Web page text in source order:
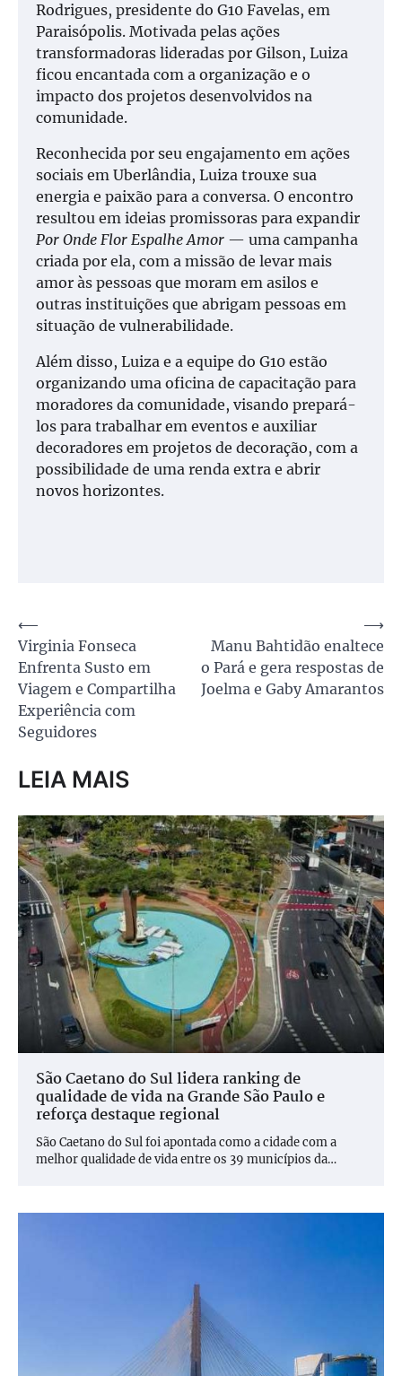
Rodrigues, presidente do G10 Favelas, em
Paraisópolis. Motivada pelas ações
transformadoras lideradas por Gilson, Luiza
ficou encantada com a organização e o
impacto dos projetos desenvolvidos na
comunidade.
Reconhecida por seu engajamento em ações
sociais em Uberlândia, Luiza trouxe sua
energia e paixão para a conversa. O encontro
resultou em ideias promissoras para expandir
Por Onde Flor Espalhe Amor — uma campanha
criada por ela, com a missão de levar mais
amor às pessoas que moram em asilos e
outras instituições que abrigam pessoas em
situação de vulnerabilidade.
Além disso, Luiza e a equipe do G10 estão
organizando uma oficina de capacitação para
moradores da comunidade, visando prepará-
los para trabalhar em eventos e auxiliar
decoradores em projetos de decoração, com a
possibilidade de uma renda extra e abrir
novos horizontes.
Navegação
de
Post
⟵
Virginia Fonseca
Enfrenta Susto em
Viagem e Compartilha
Experiência com
Seguidores
Manu Bahtidão enaltece
o Pará e gera respostas de
Joelma e Gaby Amarantos
⟶
LEIA MAIS
São Caetano do Sul lidera ranking de
qualidade de vida na Grande São Paulo e
reforça destaque regional
São Caetano do Sul foi apontada como a cidade com a
melhor qualidade de vida entre os 39 municípios da…